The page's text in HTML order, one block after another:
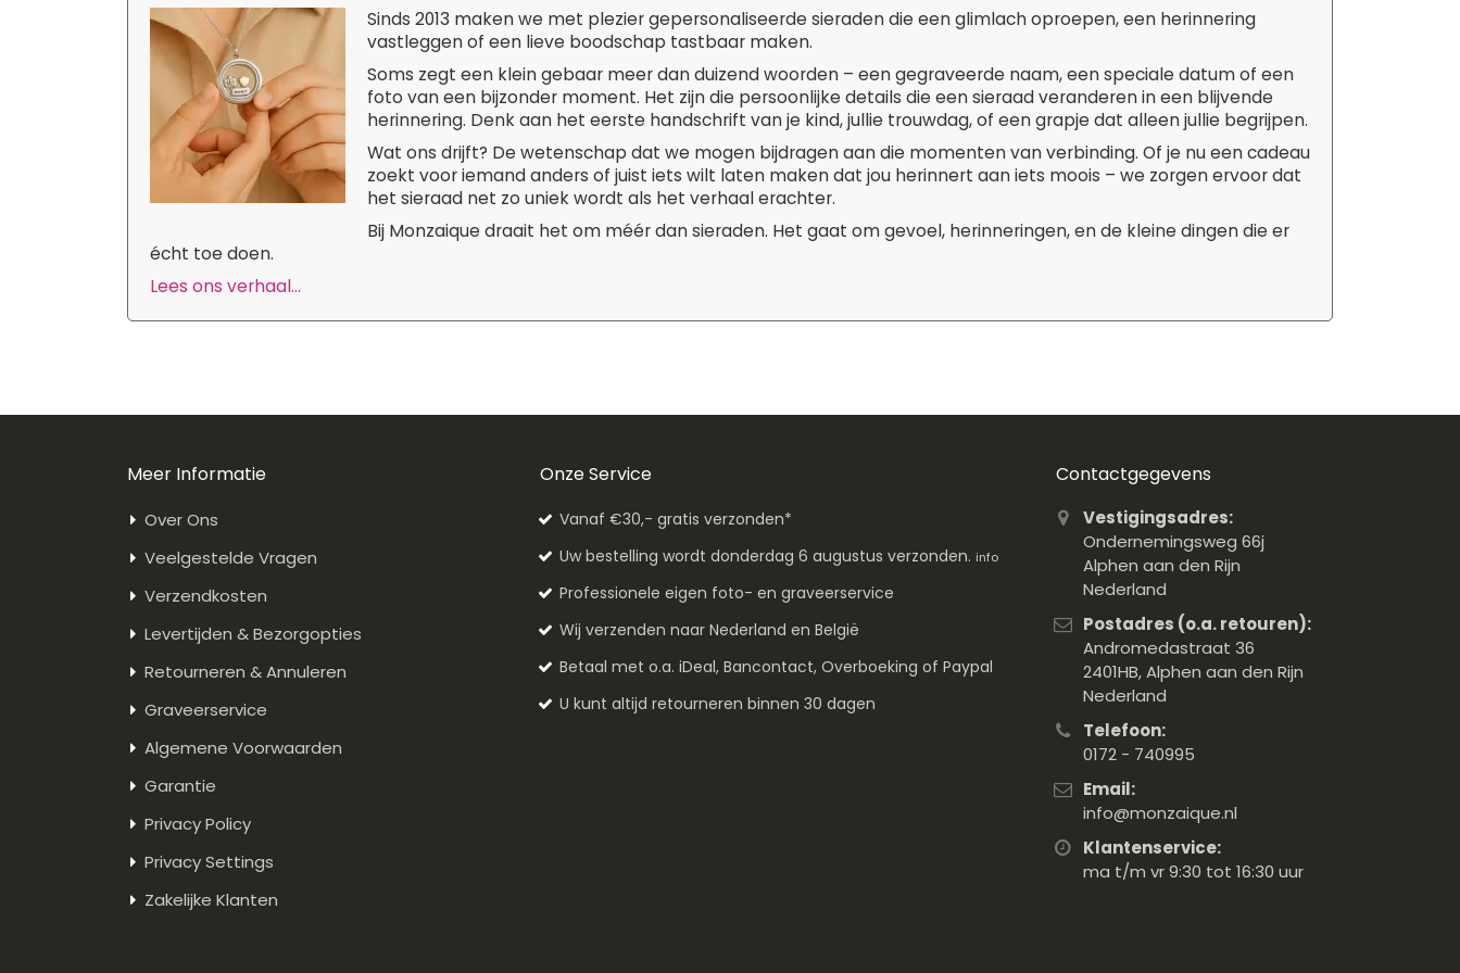
Sinds 2013 maken we met plezier gepersonaliseerde sieraden die een glimlach oproepen, een herinnering
vastleggen of een lieve boodschap tastbaar maken.
Soms zegt een klein gebaar meer dan duizend woorden – een gegraveerde naam, een speciale datum of een
foto van een bijzonder moment. Het zijn die persoonlijke details die een sieraad veranderen in een blijvende
herinnering. Denk aan het eerste handschrift van je kind, jullie trouwdag, of een grapje dat alleen jullie begrijpen.
Wat ons drijft? De wetenschap dat we mogen bijdragen aan die momenten van verbinding. Of je nu een cadeau
zoekt voor iemand anders of juist iets wilt laten maken dat jou herinnert aan iets moois – we zorgen ervoor dat
het sieraad net zo uniek wordt als het verhaal erachter.
Bij Monzaique draait het om méér dan sieraden. Het gaat om gevoel, herinneringen, en de kleine dingen die er
écht toe doen.
Lees ons verhaal...
Meer Informatie
Over Ons
Veelgestelde Vragen
Verzendkosten
Levertijden & Bezorgopties
Retourneren & Annuleren
Graveerservice
Algemene Voorwaarden
Garantie
Privacy Policy
Privacy Settings
Zakelijke Klanten
Onze Service
Vanaf €30,- gratis verzonden*
Uw bestelling wordt donderdag 6 augustus verzonden. info
Professionele eigen foto- en graveerservice
Wij verzenden naar Nederland en België
Betaal met o.a. iDeal, Bancontact, Overboeking of Paypal
U kunt altijd retourneren binnen 30 dagen
Contactgegevens
Vestigingsadres:
Ondernemingsweg 66j
Alphen aan den Rijn
Nederland
Postadres (o.a. retouren):
Andromedastraat 36
2401HB, Alphen aan den Rijn
Nederland
Telefoon:
0172 - 740995
Email:
info@monzaique.nl
Klantenservice:
ma t/m vr 9:30 tot 16:30 uur